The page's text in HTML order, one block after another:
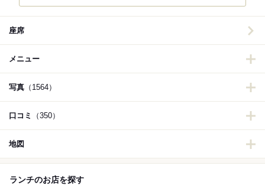
座席
メニュー
写真 （1564）
口コミ （350）
地図
ランチのお店を探す